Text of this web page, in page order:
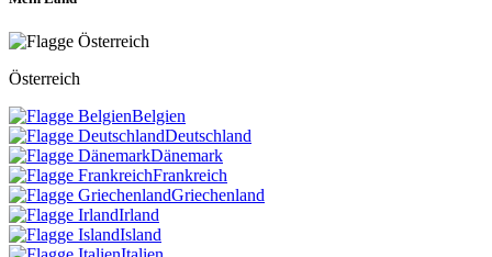
Österreich
Belgien
Deutschland
Dänemark
Frankreich
Griechenland
Irland
Island